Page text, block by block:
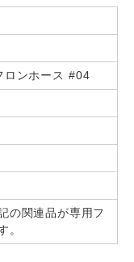
ロンホース #04
の関連品が専用フ
。